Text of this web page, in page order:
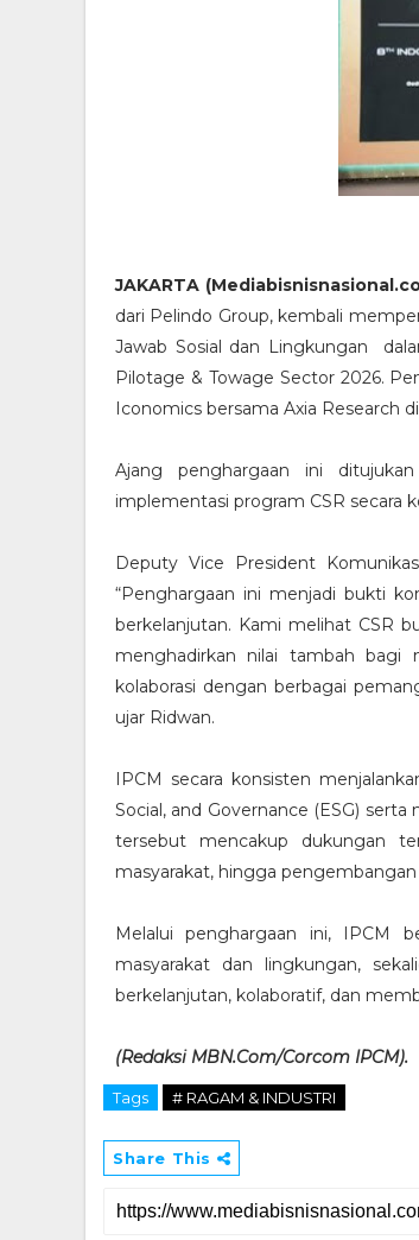
JAKARTA
dari Pelindo Group, kembali
Jawab Sosial dan Lingkungan
Pilotage & Towage Sector 2026.
Iconomics bersama Axia Research
Ajang penghargaan ini
implementasi program CSR secara
Deputy Vice President
“Penghargaan ini menjadi bukti
berkelanjutan. Kami melihat CSR
menghadirkan nilai tambah bagi
kolaborasi dengan berbagai
ujar Ridwan.
IPCM secara konsisten
Social, and Governance (ESG)
tersebut mencakup dukungan
masyarakat, hingga
Melalui penghargaan ini, IPCM
masyarakat dan lingkungan,
berkelanjutan, kolaboratif, dan
(Redaksi MBN.Com/Corcom IPCM).
Tags # RAGAM & INDUSTRI
Share This